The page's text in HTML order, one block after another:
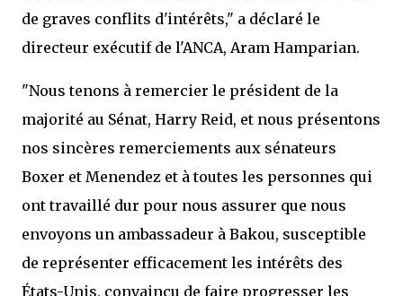
de graves conflits d'intérêts," a déclaré le
directeur exécutif de l'ANCA, Aram Hamparian.
"Nous tenons à remercier le président de la
majorité au Sénat, Harry Reid, et nous présentons
nos sincères remerciements aux sénateurs
Boxer et Menendez et à toutes les personnes qui
ont travaillé dur pour nous assurer que nous
envoyons un ambassadeur à Bakou, susceptible
de représenter efficacement les intérêts des
États-Unis, convaincu de faire progresser les